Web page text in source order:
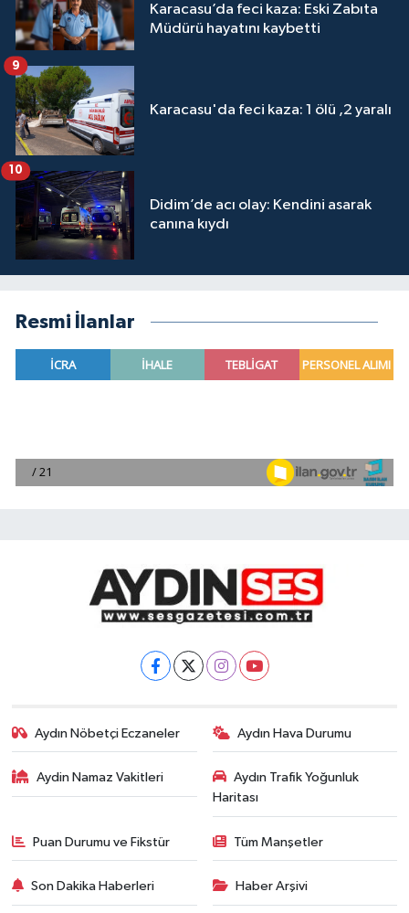
Karacasu’da feci kaza: Eski Zabıta
Müdürü hayatını kaybetti
Karacasu'da feci kaza: 1 ölü ,2 yaralı
9
Didim’de acı olay: Kendini asarak
canına kıydı
10
Resmi İlanlar
Aydın Nöbetçi Eczaneler Aydın Hava Durumu
Aydin Namaz Vakitleri
Aydın Trafik Yoğunluk
Haritası
Puan Durumu ve Fikstür Tüm Manşetler
Son Dakika Haberleri Haber Arşivi